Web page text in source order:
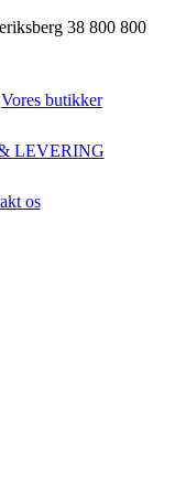
38 800 800
Vores butikker
LEVERING
os